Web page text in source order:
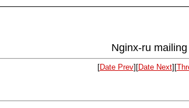
Nginx-ru
[Date Prev][Date Next][